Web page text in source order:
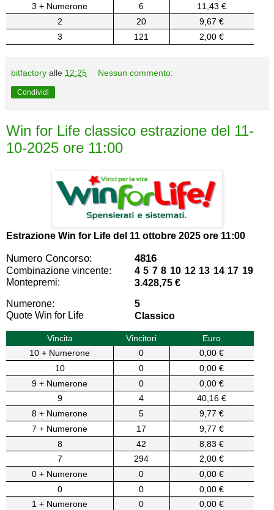
3 + Numerone
6
11,43 €
2
20
9,67 €
3
121 2,00 €
bitfactory alle 12:25 Nessun commento:
Condividi
Win for Life classico estrazione del 11-
10-2025 ore 11:00
Estrazione Win for Life del 11 ottobre 2025 ore 11:00
Numero Concorso: 4816
Combinazione vincente:
4 5 7 8 10 12 13 14 17 19
Montepremi:
3.428,75 €
Numerone:
5
Quote Win for Life
Classico
Vincita Vincitori
Euro
10 + Numerone
0
0,00 €
10
0
0,00 €
9 + Numerone
0
0,00 €
9
4
40,16 €
8 + Numerone
5
9,77 €
7 + Numerone
17
9,77 €
8
42
8,83 €
7
294
2,00 €
0 + Numerone
0
0,00 €
0
0
0,00 €
1 + Numerone
0
0,00 €